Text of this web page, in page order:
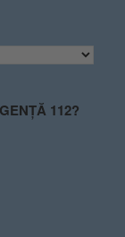
112?